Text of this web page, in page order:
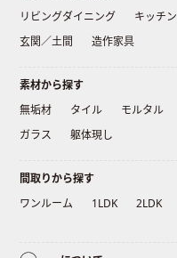
リビングダイニング
キッチン
玄関／土間
造作家具
素材から探す
無垢材
タイル モルタル
ガラス
躯体現し
間取りから探す
ワンルーム
1LDK 2LDK